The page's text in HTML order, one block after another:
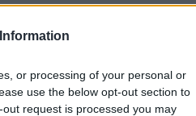
or processing of your personal or
use the below opt-out section to
request is processed you may